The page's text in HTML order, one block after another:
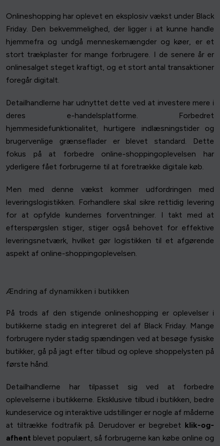
Onlineshopping har oplevet en eksplosiv vækst under Black
Friday. Den bekvemmelighed, der ligger i at kunne handle
hjemmefra og undgå menneskemængder og køer, er et
stort trækplaster for mange forbrugere. I de senere år er
onlinesalget steget kraftigt, og et stort antal transaktioner
foregår digitalt.
Detailhandlerne har udnyttet dette ved at investere mere i
deres e-handelsplatforme. Forbedret
hjemmesidefunktionalitet, hurtigere indlæsningstider og
brugervenlige grænseflader er blevet standard. Dette
fokus på at forbedre online-shoppingoplevelsen har
yderligere fået forbrugerne til at foretrække digitale køb.
Men med denne vækst kommer udfordringen med
leveringslogistikken. Forhandlere skal sikre rettidig levering
for at opfylde kundernes forventninger. I takt med at
efterspørgslen stiger, stiger også behovet for effektive
leveringsnetværk, hvilket gør logistikken til et afgørende
aspekt af online-shoppingoplevelsen.
Ændring af dynamikken i butikken
På trods af den stigende onlineshopping er oplevelser i
butikkerne stadig en integreret del af Black Friday. Mange
forbrugere nyder stadig spændingen ved at besøge fysiske
butikker, gå på jagt efter tilbud og opleve shoppelysten på
første hånd.
Detailhandlerne har tilpasset sig ved at forbedre
oplevelserne i butikkerne. Eksklusive tilbud i butikken, bedre
kundeservice og interaktive udstillinger er nogle af måderne
at tiltrække fodtrafik på. Derudover er begrebet klik-og-
afhent blevet populært, så forbrugerne kan købe online og